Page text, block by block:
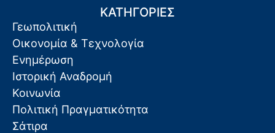
ΚΑΤΗΓΟΡΙΕΣ
Γεωπολιτική
Οικονομία & Τεχνολογία
Ενημέρωση
Ιστορική Αναδρομή
Κοινωνία
Πολιτική Πραγματικότητα
Σάτιρα